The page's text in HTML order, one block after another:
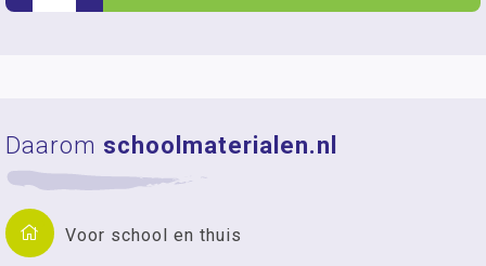
Daarom schoolmaterialen.nl
Voor school en thuis